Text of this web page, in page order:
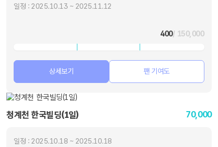
일정 : 2025.10.13 ~ 2025.11.12
400/ 150,000
상세보기 팬 기여도
청계천 한국빌딩(1일) 70,000
일정 : 2025.10.18 ~ 2025.10.18